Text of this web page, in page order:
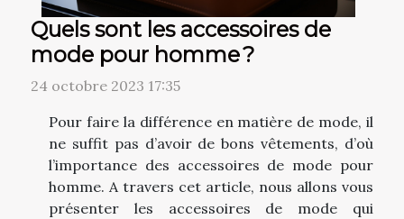
Quels sont les accessoires de
mode pour homme ?
24 octobre 2023 17:35
Pour faire la différence en matière de mode, il
ne suffit pas d’avoir de bons vêtements, d’où
l’importance des accessoires de mode pour
homme. A travers cet article, nous allons vous
présenter les accessoires de mode qui